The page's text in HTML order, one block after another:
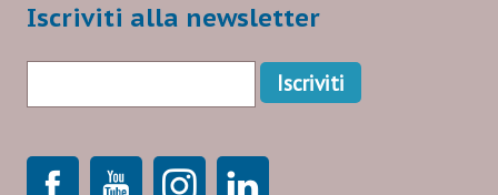
Iscriviti alla newsletter